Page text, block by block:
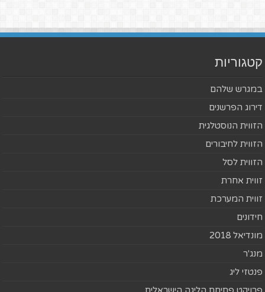
קטגוריות
במגרש שלהם
דירוג הפרשנים
הזווית הנוסטלגית
הזווית לחיבורים
הזווית לסל
זווית אחרת
זווית המערכת
חידונים
מונדיאל 2018
מנג'ר
פנטזי ליג